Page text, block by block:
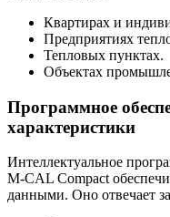
Квартирах и
Предприятиях
Тепловых пунктах.
Объектах
Программное
характеристики
Интеллектуальное
M-CAL Compact
данными. Оно отвечает